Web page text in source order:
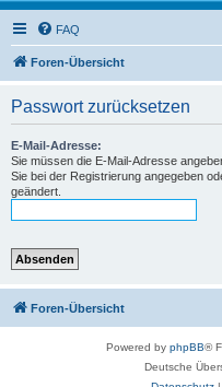
FAQ
Foren-Übersicht
Passwort zurücksetzen
E-Mail-Adresse:
Sie müssen die E-Mail-Adresse
Sie bei der Registrierung angegeben
geändert.
Foren-Übersicht
Powered by phpBB®
Deutsche